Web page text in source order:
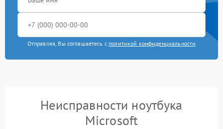
Отправляя, Вы соглашаетесь с политикой конфиденциальности
Неисправности ноутбука
Microsoft